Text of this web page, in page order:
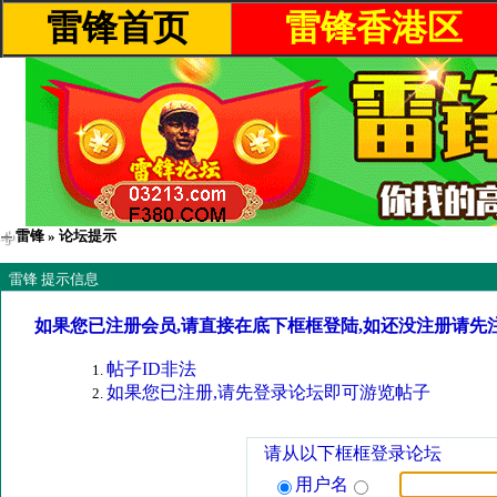
雷锋首页 雷锋香港区
雷锋 » 论坛提示
雷锋 提示信息
如果您已注册会员,请直接在底下框框登陆,如还没注册请先
帖子ID非法
如果您已注册,请先登录论坛即可游览帖子
请从以下框框登录论坛
用户名